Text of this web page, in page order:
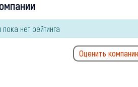
нет рейтинга
Оценить